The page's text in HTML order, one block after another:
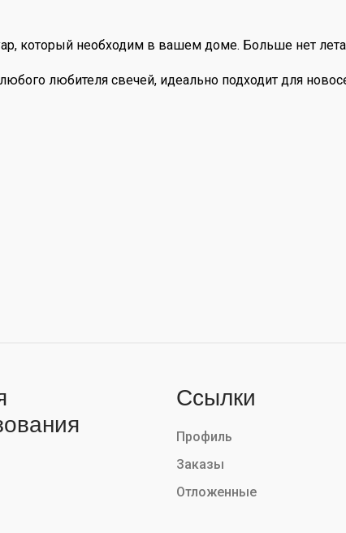
который необходим в вашем доме. Больше нет
любителя свечей, идеально подходит для
Ссылки
Профиль
Заказы
Отложенные